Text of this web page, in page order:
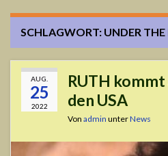
SCHLAGWORT: UNDER THE
AUG.
25
2022
RUTH
den USA
Von admin unterNews